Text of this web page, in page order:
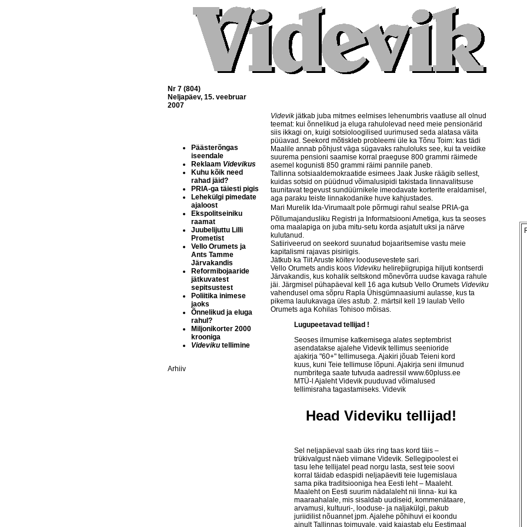
Nr 7 (804)
Neljapäev, 15. veebruar
2007
Päästerõngas
iseendale
Reklaam Videvikus
Kuhu kõik need
rahad jäid?
PRIA-ga täiesti pigis
Lehekülgi pimedate
ajaloost
Ekspolitseiniku
raamat
Juubelijuttu Lilli
Prometist
Vello Orumets ja
Ants Tamme
Järvakandis
Reformibojaaride
jätkuvatest
sepitsustest
Poliitika inimese
jaoks
Õnnelikud ja eluga
rahul?
Miljonikorter 2000
krooniga
Videviku tellimine
Arhiiv
Videvikjätkab juba mitmes eelmises lehenumbris vaatluse all olnud
teemat: kui õnnelikud ja eluga rahulolevad need meie pensionärid
siis ikkagi on, kuigi sotsioloogilised uurimused seda alatasa väita
püüavad. Seekord mõtiskleb probleemi üle ka Tõnu Toim: kas tädi
Maalile annab põhjust väga sügavaks rahuloluks see, kui ta veidike
suurema pensioni saamise korral praeguse 800 grammi räimede
asemel kogunisti 850 grammi räimi pannile paneb.
Tallinna sotsiaaldemokraatide esimees Jaak Juske räägib sellest,
kuidas sotsid on püüdnud võimalusipidi takistada linnavalitsuse
taunitavat tegevust sundüürnikele imeodavate korterite eraldamisel,
aga paraku teiste linnakodanike huve kahjustades.
Mari Murelik Ida-Virumaalt pole põrmugi rahul sealse PRIA-ga 
Põllumajandusliku Registri ja Informatsiooni Ametiga, kus ta seoses
oma maalapiga on juba mitu-setu korda asjatult uksi ja närve
kulutanud.
Satiiriveerud on seekord suunatud bojaaritsemise vastu meie
kapitalismi rajavas pisiriigis.
Jätkub ka Tiit Aruste köitev loodusevestete sari.
Vello Orumets andis koos Videviku helireþiigrupiga hiljuti kontserdi
Järvakandis, kus kohalik seltskond mõnevõrra uudse kavaga rahule
jäi. Järgmisel pühapäeval kell 16 aga kutsub Vello Orumets Videviku
vahendusel oma sõpru Rapla Ühisgümnaasiumi aulasse, kus ta
pikema laulukavaga üles astub. 2. märtsil kell 19 laulab Vello
Orumets aga Kohilas Tohisoo mõisas.
Lugupeetavad tellijad !
Seoses ilmumise katkemisega alates septembrist
asendatakse ajalehe Videvik tellimus seenioride
ajakirja "60+" tellimusega. Ajakiri jõuab Teieni kord
kuus, kuni Teie tellimuse lõpuni. Ajakirja seni ilmunud
numbritega saate tutvuda aadressil www.60pluss.ee
MTÜ-l Ajaleht Videvik puuduvad võimalused
tellimisraha tagastamiseks. Videvik
Head Videviku tellijad!
Sel neljapäeval saab üks ring taas kord täis –
trükivalgust näeb viimane Videvik. Sellegipoolest ei
tasu lehe tellijatel pead norgu lasta, sest teie soovi
korral täidab edaspidi neljapäeviti teie lugemislaua
sama pika traditsiooniga hea Eesti leht – Maaleht.
Maaleht on Eesti suurim nädalaleht nii linna- kui ka
maaraahalale, mis sisaldab uudiseid, kommenätaare,
arvamusi, kultuuri-, looduse- ja naljakülgi, pakub
juriidilist nõuannet jpm. Ajalehe põhihuvi ei koondu
ainult Tallinnas toimuvale, vaid kajastab elu Eestimaal